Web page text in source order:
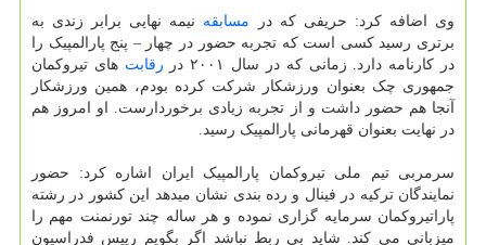
وی اضافه کرد: حریفی که در مسابقه نیمه نهایی برابر زندی به
برتری رسید کسی است که تجربه حضور در چهار – پنج پارالمپیک را
در کارنامه دارد. زمانی که در سال ۲۰۰۱ در
رقابت های تیروکمان
جمهوری چک بعنوان ورزشکار شرکت کرده بودم، همین ورزشکار
آنجا هم حضور داشت و از تجربه زیادی برخوردارست. او امروز هم
در نهایت بعنوان قهرمانی پارالمپیک رسید.
سرمربی تیم ملی تیروکمان پارالمپیک ایران اشاره کرد: حضور
نمایندگان ترکیه در فینال و رده بندی نشان میدهد این کشور در رشته
پاراتیروکمان سرمایه گزاری نموده و هر ساله چند تورنمنت مهم را
میزبانی می کند. شاید بی ربط نباشد اگر بگویم رییس فدراسیون